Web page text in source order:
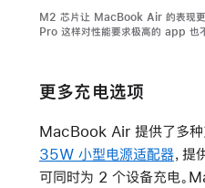
M2 芯片让 MacBook Air 的表现
Pro 这样对性能要求极高的 app 也
更多充电选项
MacBook Air 提供了多种
35W 小型电源适配器，提
可同时为 2 个设备充电。